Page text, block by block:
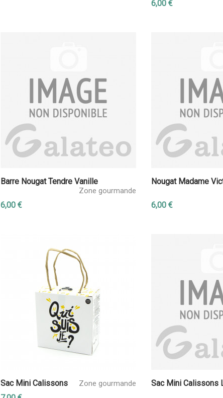
6,00 €
Barre Nougat Tendre Vanille
Zone gourmande
6,00 €
Nougat Madame
6,00 €
Sac Mini Calissons Zone gourmande Sac Mini Calissons